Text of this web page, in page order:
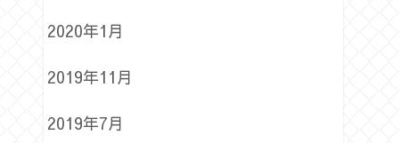
2020年1月
2019年11月
2019年7月